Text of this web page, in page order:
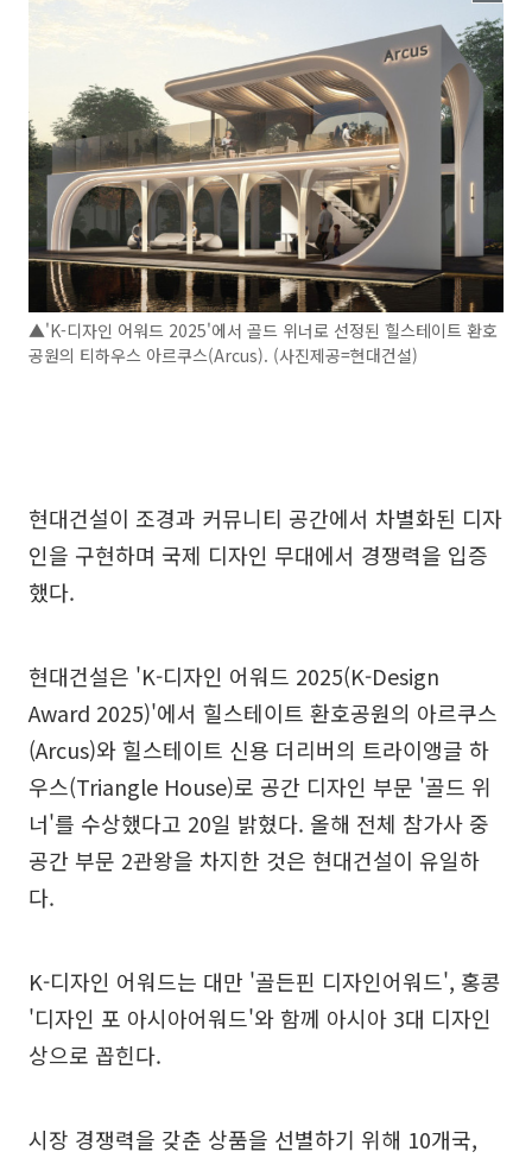
▲'K-디자인 어워드 2025'에서 골드 위너로 선정된 힐스테이트 환호
공원의 티하우스 아르쿠스(Arcus). (사진제공=현대건설)
현대건설이 조경과 커뮤니티 공간에서 차별화된 디자
인을 구현하며 국제 디자인 무대에서 경쟁력을 입증
했다.
현대건설은 'K-디자인 어워드 2025(K-Design
Award 2025)'에서 힐스테이트 환호공원의 아르쿠스
(Arcus)와 힐스테이트 신용 더리버의 트라이앵글 하
우스(Triangle House)로 공간 디자인 부문 '골드 위
너'를 수상했다고 20일 밝혔다. 올해 전체 참가사 중
공간 부문 2관왕을 차지한 것은 현대건설이 유일하
다.
K-디자인 어워드는 대만 '골든핀 디자인어워드', 홍콩
'디자인 포 아시아어워드'와 함께 아시아 3대 디자인
상으로 꼽힌다.
시장 경쟁력을 갖춘 상품을 선별하기 위해 10개국,